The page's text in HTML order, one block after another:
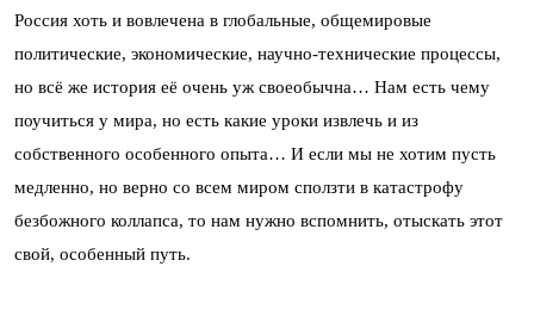
Россия хоть и вовлечена в глобальные, общемировые
политические, экономические, научно-технические процессы,
но всё же история её очень уж своеобычна… Нам есть чему
поучиться у мира, но есть какие уроки извлечь и из
собственного особенного опыта… И если мы не хотим пусть
медленно, но верно со всем миром сползти в катастрофу
безбожного коллапса, то нам нужно вспомнить, отыскать этот
свой, особенный путь.